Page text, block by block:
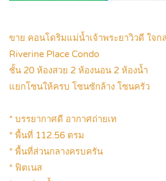
ขาย คอนโดริมแม่น้ำเจ้าพระยาวิวดี ใจก
Riverine Place Condo
ชั้น 20 ห้องสวย 2 ห้องนอน 2 ห้องน้ำ
แยกโซนให้ครบ โซนซักล้าง โซนครัว
* บรรยากาศดี อากาศถ่ายเท
* พื้นที่ 112.56 ตรม
* พื้นที่ส่วนกลางครบครัน
* ฟิตเนส